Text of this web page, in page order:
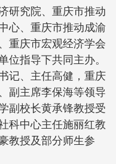
研究院、重庆市推动
心、重庆市推动成渝
重庆市宏观经济学会
指导下共同主办。
记、主任高健，重庆
副主席李保海等领导
副校长黄承锋教授受
科中心主任施丽红教
教授及部分师生参